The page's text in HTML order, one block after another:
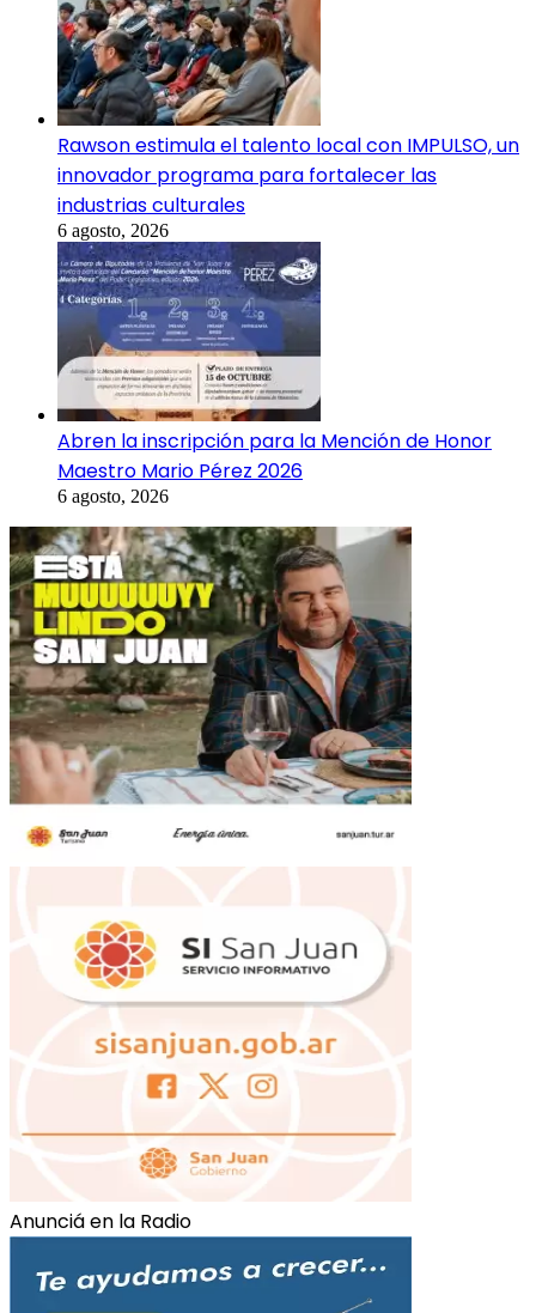
Rawson estimula el talento local con IMPULSO, un
innovador programa para fortalecer las
industrias culturales
6 agosto, 2026
Abren la inscripción para la Mención de Honor
Maestro Mario Pérez 2026
6 agosto, 2026
Anunciá en la Radio